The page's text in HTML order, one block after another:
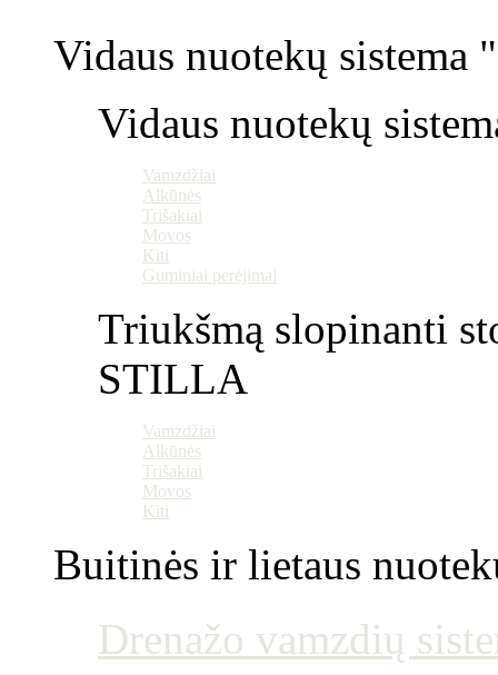
Vidaus nuotekų
Vidaus nuotekų
Vamzdžiai
Alkūnės
Trišakiai
Movos
Kiti
Guminiai perėjimai
Triukšmą slopinanti
STILLA
Vamzdžiai
Alkūnės
Trišakiai
Movos
Kiti
Buitinės ir lietaus
Drenažo vamzdių